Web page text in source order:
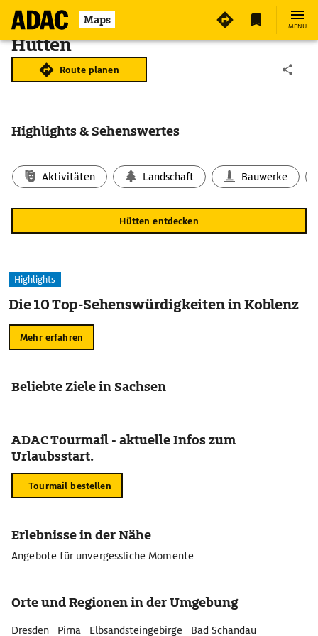
Maps MENÜ
Hütten
Route planen
Highlights & Sehenswertes
Aktivitäten Landschaft Bauwerke
Hütten entdecken
Highlights
Die 10 Top-Sehenswürdigkeiten in Koblenz
Mehr erfahren
Beliebte Ziele in Sachsen
ADAC Tourmail - aktuelle Infos zum
Urlaubsstart.
Tourmail bestellen
Erlebnisse in der Nähe
Angebote für unvergessliche Momente
Orte und Regionen in der Umgebung
Dresden Pirna Elbsandsteingebirge Bad Schandau